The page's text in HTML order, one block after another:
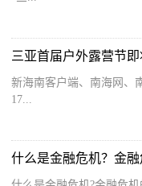
新海南客户端、南海网、
17...
什么是金融危机？金融